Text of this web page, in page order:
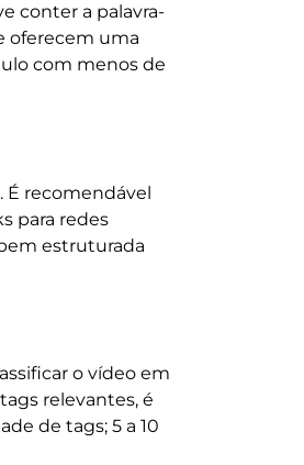
conter a palavra-
oferecem uma
com menos de
É recomendável
para redes
estruturada
o vídeo em
relevantes, é
de tags; 5 a 10